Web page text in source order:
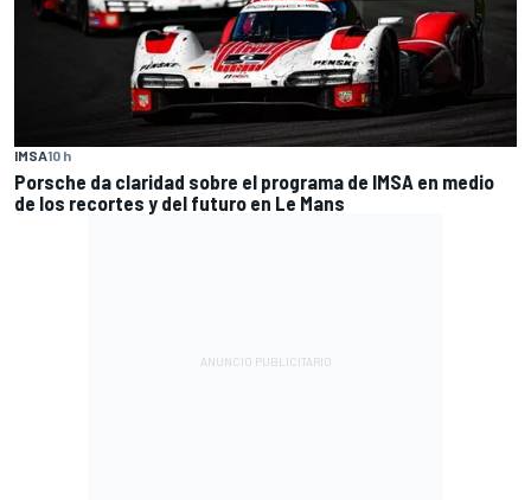
IMSA10 h
Porsche da claridad sobre el programa de IMSA en medio
de los recortes y del futuro en Le Mans